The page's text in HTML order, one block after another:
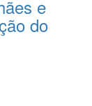
e
do